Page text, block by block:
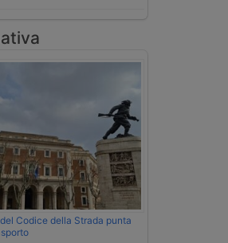
Codice della Strada punta